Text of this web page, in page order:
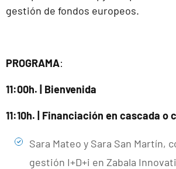
gestión de fondos europeos.
PROGRAMA:
11:00h. | Bienvenida
11:10h. | Financiación en cascada o
Sara Mateo y Sara San Martín,
gestión I+D+i en Zabala